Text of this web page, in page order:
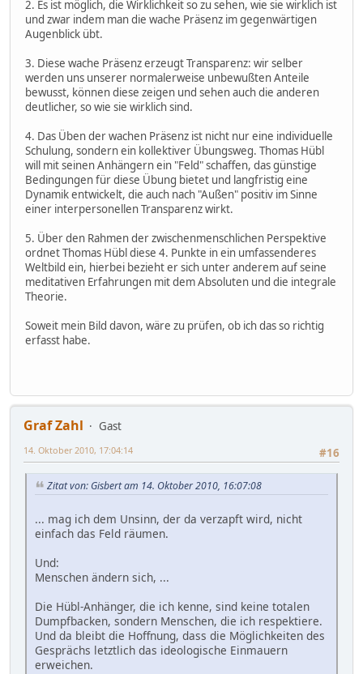
2. Es ist möglich, die Wirklichkeit so zu sehen, wie sie wirklich ist
und zwar indem man die wache Präsenz im gegenwärtigen
Augenblick übt.
3. Diese wache Präsenz erzeugt Transparenz: wir selber
werden uns unserer normalerweise unbewußten Anteile
bewusst, können diese zeigen und sehen auch die anderen
deutlicher, so wie sie wirklich sind.
4. Das Üben der wachen Präsenz ist nicht nur eine individuelle
Schulung, sondern ein kollektiver Übungsweg. Thomas Hübl
will mit seinen Anhängern ein "Feld" schaffen, das günstige
Bedingungen für diese Übung bietet und langfristig eine
Dynamik entwickelt, die auch nach "Außen" positiv im Sinne
einer interpersonellen Transparenz wirkt.
5. Über den Rahmen der zwischenmenschlichen Perspektive
ordnet Thomas Hübl diese 4. Punkte in ein umfassenderes
Weltbild ein, hierbei bezieht er sich unter anderem auf seine
meditativen Erfahrungen mit dem Absoluten und die integrale
Theorie.
Soweit mein Bild davon, wäre zu prüfen, ob ich das so richtig
erfasst habe.
Graf Zahl
Gast
#16
14. Oktober 2010, 17:04:14
Zitat von: Gisbert am 14. Oktober 2010, 16:07:08
... mag ich dem Unsinn, der da verzapft wird, nicht
einfach das Feld räumen.
Und:
Menschen ändern sich, ...
Die Hübl-Anhänger, die ich kenne, sind keine totalen
Dumpfbacken, sondern Menschen, die ich respektiere.
Und da bleibt die Hoffnung, dass die Möglichkeiten des
Gesprächs letztlich das ideologische Einmauern
erweichen.